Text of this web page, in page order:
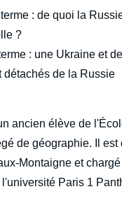
: de quoi la
?
: une Ukraine et
détachés de la Russie
ancien élève de
de géographie. Il est
Montaigne et chargé
Paris 1